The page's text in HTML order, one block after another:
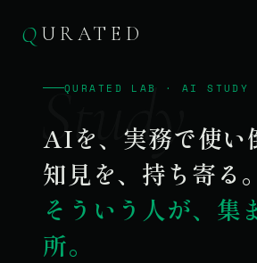
Q URATED
QURATED
QURATED LAB · AI STUDY
AIを、実務で使い
知見を、持ち寄る。
そういう人が、集
所。